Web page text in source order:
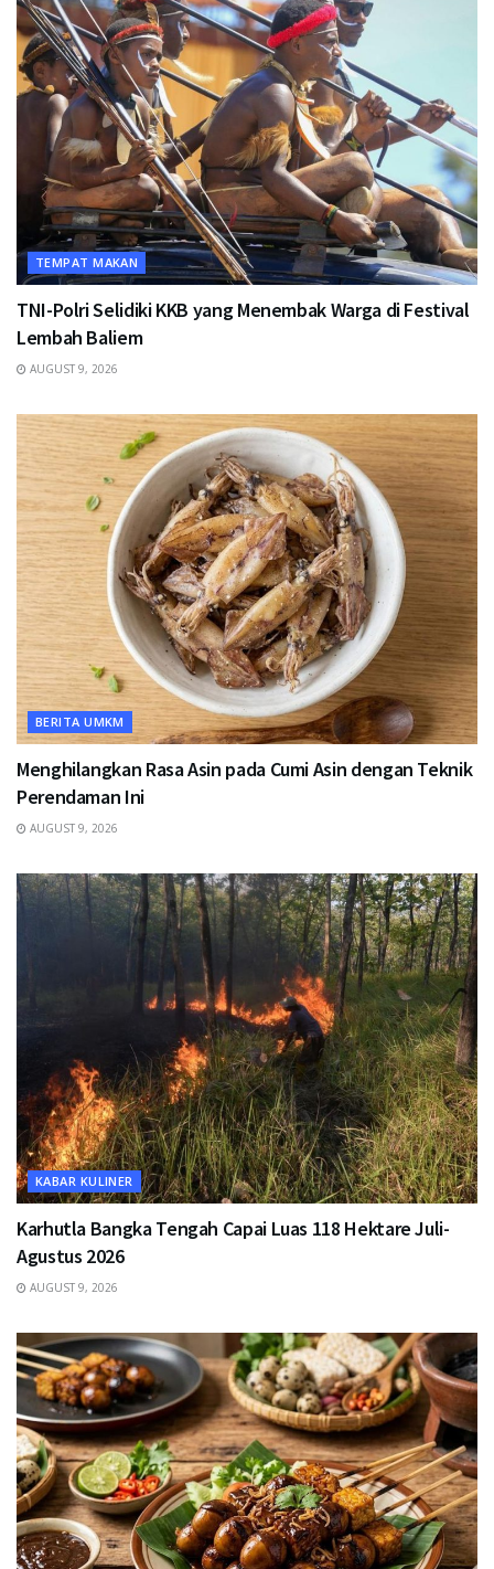
TEMPAT MAKAN
TNI-Polri Selidiki KKB yang Menembak Warga di Festival
Lembah Baliem
AUGUST 9, 2026
BERITA UMKM
Menghilangkan Rasa Asin pada Cumi Asin dengan Teknik
Perendaman Ini
AUGUST 9, 2026
KABAR KULINER
Karhutla Bangka Tengah Capai Luas 118 Hektare Juli-
Agustus 2026
AUGUST 9, 2026